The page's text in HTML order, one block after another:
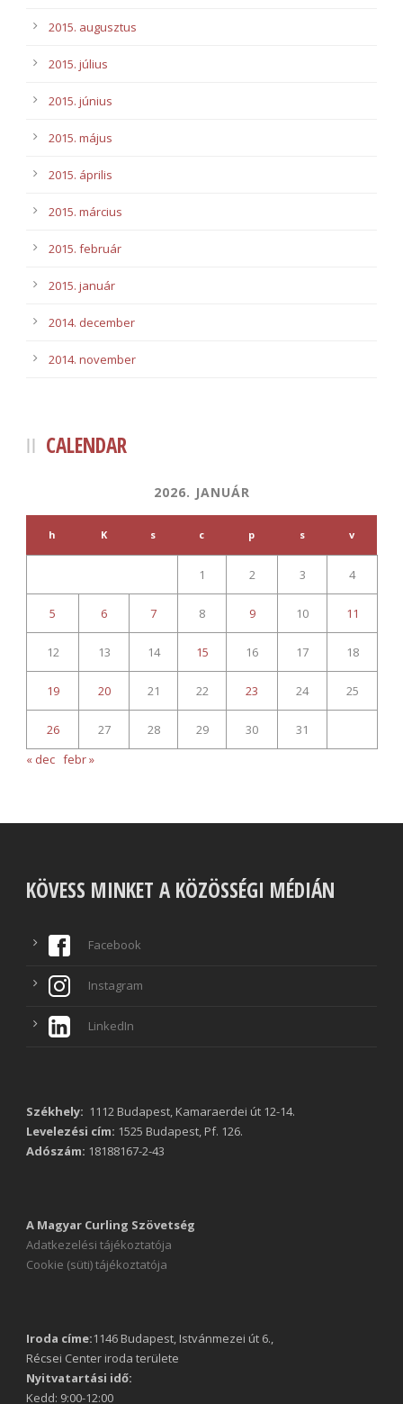
2015. augusztus
2015. július
2015. június
2015. május
2015. április
2015. március
2015. február
2015. január
2014. december
2014. november
CALENDAR
2026. JANUÁR
h K s c p s v
1 2 3 4
5 6 7 8 9 10 11
12 13 14 15 16 17 18
19 20 21 22 23 24 25
26 27 28 29 30
31
« dec febr »
KÖVESS MINKET A KÖZÖSSÉGI MÉDIÁN
Facebook
Instagram
LinkedIn
Székhely: 1112 Budapest, Kamaraerdei út 12-14.
Levelezési cím: 1525 Budapest, Pf. 126.
Adószám: 18188167-2-43
A Magyar Curling Szövetség
Adatkezelési tájékoztatója
Cookie (süti) tájékoztatója
Iroda címe:1146 Budapest, Istvánmezei út 6.,
Récsei Center iroda területe
Nyitvatartási idő:
Kedd: 9:00-12:00